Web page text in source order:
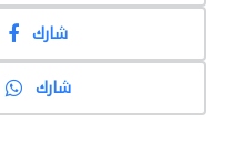
شارك
شارك